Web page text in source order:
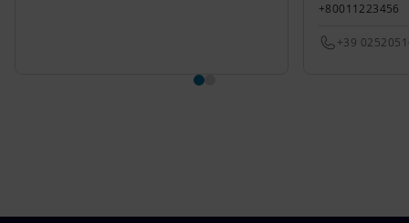
+80011223456
+39